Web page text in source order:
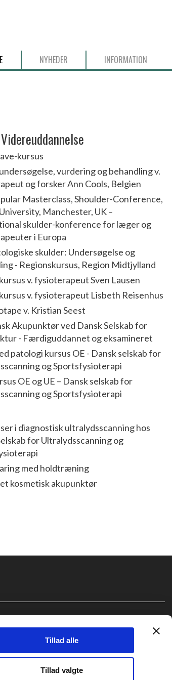
Tillad alle
Tillad valgte
NYHEDER INFORMATION
kursus
vurdering og behandling v.
og forsker Ann Cools, Belgien
Masterclass, Shoulder-Conference,
Manchester, UK –
skulder-konference for læger og
i Europa
skulder: Undersøgelse og
- Regionskursus, Region Midtjylland
v. fysioterapeut Sven Lausen
v. fysioterapeut Lisbeth Reisenhus
v. Kristian Seest
Akupunktør ved Dansk Selskab for
- Færdiguddannet og eksamineret
patologi kursus OE - Dansk selskab for
og Sportsfysioterapi
OE og UE – Dansk selskab for
og Sportsfysioterapi
i diagnostisk ultralydsscanning hos
for Ultralydsscanning og
med holdtræning
kosmetisk akupunktør